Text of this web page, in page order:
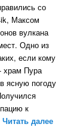
со
Максом
вулкана
Одно из
если кому
храм Пура
ясную погоду
к
Читать далее